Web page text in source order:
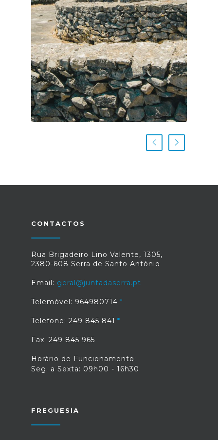
CONTACTOS
Rua Brigadeiro Lino Valente, 1305,
2380-608 Serra de Santo António
Email: geral@juntadaserra.pt
Telemóvel: 964980714
Telefone: 249 845 841
Fax: 249 845 965
Horário de Funcionamento:
Seg. a Sexta: 09h00 - 16h30
FREGUESIA